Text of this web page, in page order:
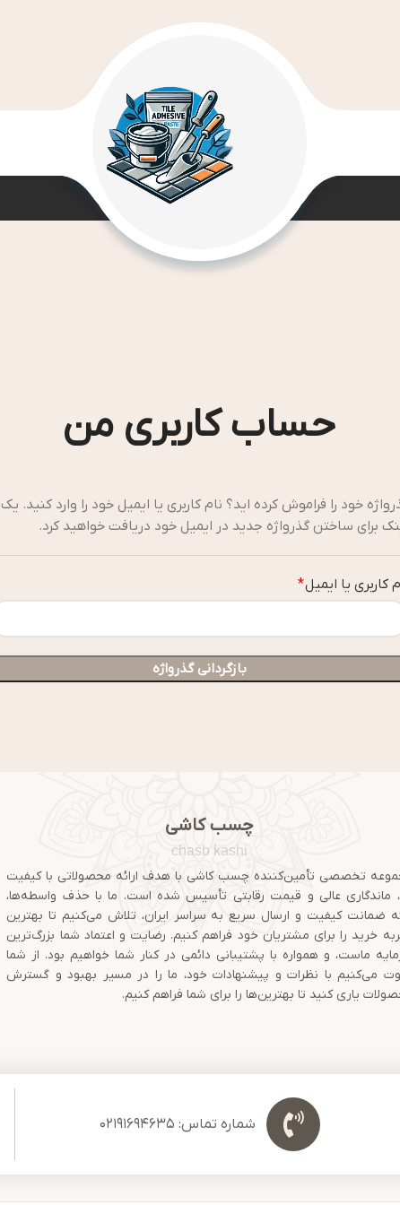
حساب کاربری من
خود را فراموش کرده اید؟ نام کاربری یا ایمیل خود را وارد کنید. یک
برای ساختن گذرواژه جدید در ایمیل خود دریافت خواهید کرد.
کاربری یا ایمیل*
بازگردانی گذرواژه
چسب کاشی
chasb kashi
تخصصی تأمین‌کننده چسب کاشی با هدف ارائه محصولاتی با کیفیت
ماندگاری عالی و قیمت رقابتی تأسیس شده است. ما با حذف واسطه‌ها،
ضمانت کیفیت و ارسال سریع به سراسر ایران، تلاش می‌کنیم تا بهترین
خرید را برای مشتریان خود فراهم کنیم. رضایت و اعتماد شما بزرگ‌ترین
ماست، و همواره با پشتیبانی دائمی در کنار شما خواهیم بود. از شما
می‌کنیم با نظرات و پیشنهادات خود، ما را در مسیر بهبود و گسترش
یاری کنید تا بهترین‌ها را برای شما فراهم کنیم.
شماره تماس: 02191694635